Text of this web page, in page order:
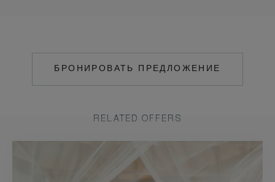
БРОНИРОВАТЬ ПРЕДЛОЖЕНИЕ
HTTPS://
RELATED OFFERS